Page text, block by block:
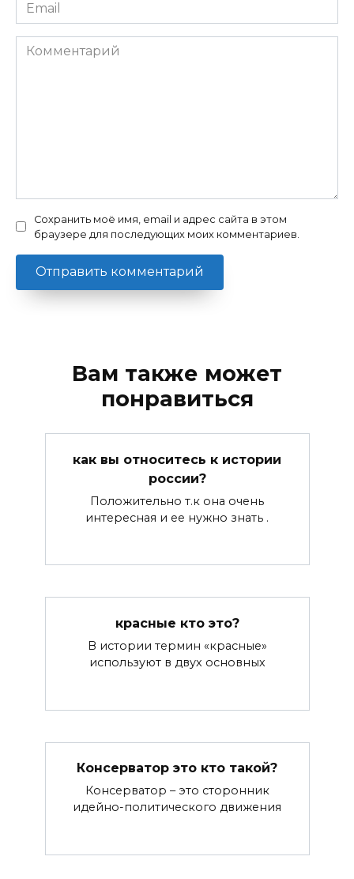
*
Комментарий
Сохранить моё имя, email и адрес сайта в этом
браузере для последующих моих комментариев.
Вам также может
понравиться
как вы относитесь к истории
россии?
Положительно т.к она очень
интересная и ее нужно знать .
красные кто это?
В истории термин «красные»
используют в двух основных
Консерватор это кто такой?
Консерватор – это сторонник
идейно-политического движения